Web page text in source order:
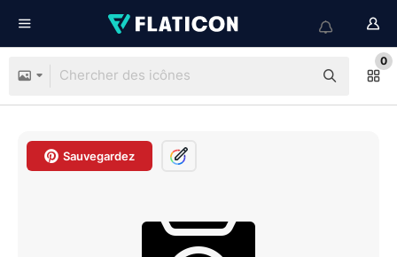
0
Sauvegardez